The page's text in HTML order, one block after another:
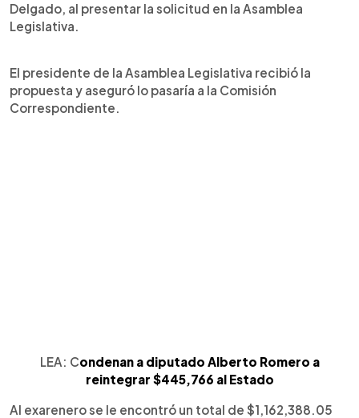
Delgado, al presentar la solicitud en la Asamblea
Legislativa.
El presidente de la Asamblea Legislativa recibió la
propuesta y aseguró lo pasaría a la Comisión
Correspondiente.
LEA: Condenan a diputado Alberto Romero a
reintegrar $445,766 al Estado
Al exarenero se le encontró un total de $1,162,388.05